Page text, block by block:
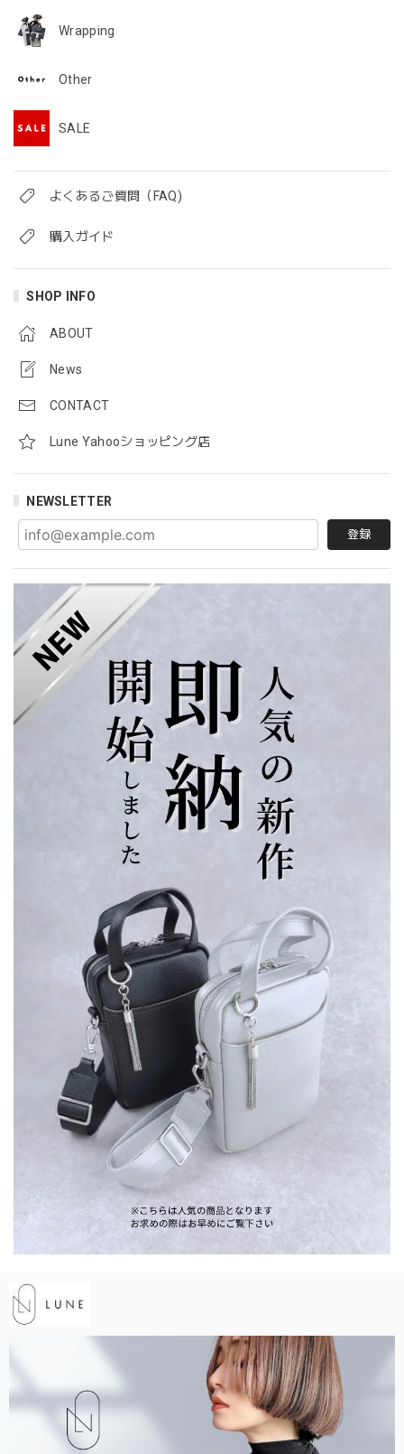
Wrapping
Other
SALE
よくあるご質問（FAQ)
購入ガイド
SHOP INFO
ABOUT
News
CONTACT
Lune Yahooショッピング店
NEWSLETTER
登録